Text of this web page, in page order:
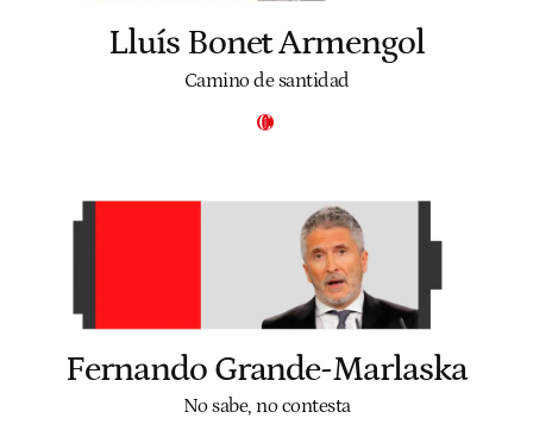
Lluís Bonet Armengol
Camino de santidad
Fernando Grande-Marlaska
No sabe, no contesta